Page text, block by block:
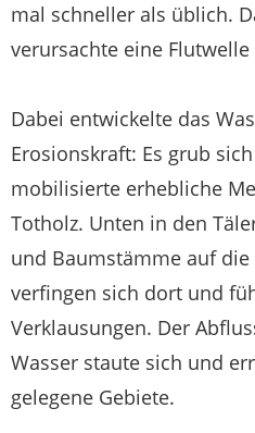
mal schneller als üblich.
verursachte eine
Dabei entwickelte das
Erosionskraft: Es grub
mobilisierte erhebliche
Totholz. Unten in den
und Baumstämme auf
verfingen sich dort und
Verklausungen. Der
Wasser staute sich und
gelegene Gebiete.